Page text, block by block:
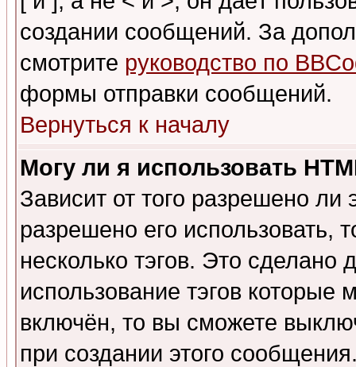
создании сообщений. За
смотрите руководство по
формы отправки сообщений.
Вернуться к началу
Могу ли я использовать
Зависит от того разрешено
разрешено его использовать,
несколько тэгов. Это сделано
использование тэгов
включён, то вы сможете
при создании этого